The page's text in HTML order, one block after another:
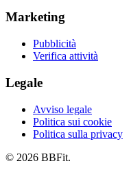
Marketing
Pubblicità
Verifica attività
Legale
Avviso legale
Politica sui cookie
Politica sulla privacy
© 2026 BBFit.